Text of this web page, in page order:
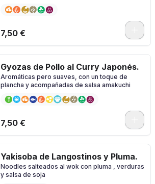
7,50 €
Gyozas de Pollo al Curry Japonés.
Aromáticas pero suaves, con un toque de
plancha y acompañadas de salsa amakuchi
7,50 €
Yakisoba de Langostinos y Pluma.
Noodles salteados al wok con pluma , verduras
y salsa de soja